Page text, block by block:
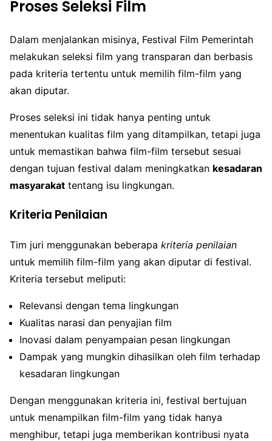
Proses Seleksi Film
Dalam menjalankan misinya, Festival Film Pemerintah
melakukan seleksi film yang transparan dan berbasis
pada kriteria tertentu untuk memilih film-film yang
akan diputar.
Proses seleksi ini tidak hanya penting untuk
menentukan kualitas film yang ditampilkan, tetapi juga
untuk memastikan bahwa film-film tersebut sesuai
dengan tujuan festival dalam meningkatkan kesadaran
masyarakat tentang isu lingkungan.
Kriteria Penilaian
Tim juri menggunakan beberapa kriteria penilaian
untuk memilih film-film yang akan diputar di festival.
Kriteria tersebut meliputi:
Relevansi dengan tema lingkungan
Kualitas narasi dan penyajian film
Inovasi dalam penyampaian pesan lingkungan
Dampak yang mungkin dihasilkan oleh film terhadap
kesadaran lingkungan
Dengan menggunakan kriteria ini, festival bertujuan
untuk menampilkan film-film yang tidak hanya
menghibur, tetapi juga memberikan kontribusi nyata